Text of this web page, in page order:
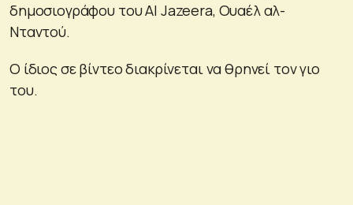
δημοσιογράφου του Al Jazeera, Ουαέλ αλ-
Νταντού.
Ο ίδιος σε βίντεο διακρίνεται να θρηνεί τον γιο
του.